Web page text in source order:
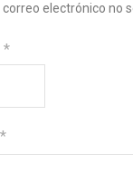
electrónico no
*
*